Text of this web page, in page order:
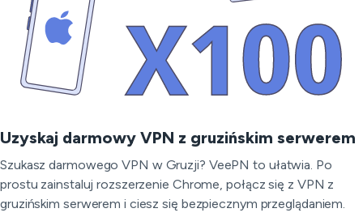
Uzyskaj darmowy VPN z gruzińskim serwerem
Szukasz darmowego VPN w Gruzji? VeePN to ułatwia. Po
prostu zainstaluj rozszerzenie Chrome, połącz się z VPN z
gruzińskim serwerem i ciesz się bezpiecznym przeglądaniem.